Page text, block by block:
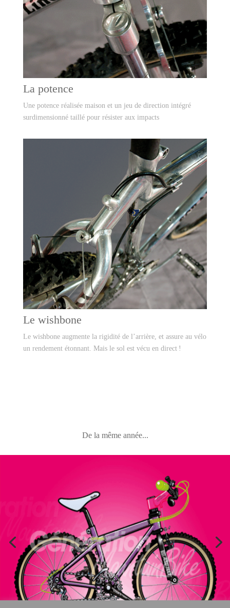
La potence
Une potence réalisée maison et un jeu de direction intégré
surdimensionné taillé pour résister aux impacts
Le wishbone
Le wishbone augmente la rigidité de l’arrière, et assure au vélo
un rendement étonnant. Mais le sol est vécu en direct !
De la même année...